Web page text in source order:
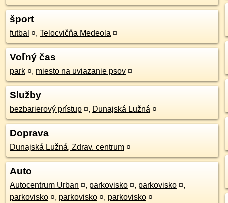
šport
futbal ¤, Telocvičňa Medeola ¤
Voľný čas
park ¤, miesto na uviazanie psov ¤
Služby
bezbarierový prístup ¤, Dunajská Lužná ¤
Doprava
Dunajská Lužná, Zdrav. centrum ¤
Auto
Autocentrum Urban ¤, parkovisko ¤, parkovisko ¤,
parkovisko ¤, parkovisko ¤, parkovisko ¤